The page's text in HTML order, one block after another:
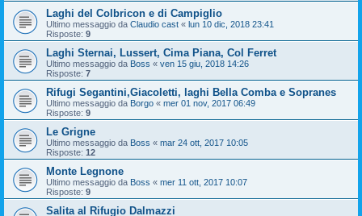
Laghi del Colbricon e di Campiglio
Ultimo messaggio da Claudio cast « lun 10 dic, 2018 23:41
Risposte: 9
Laghi Sternai, Lussert, Cima Piana, Col Ferret
Ultimo messaggio da Boss « ven 15 giu, 2018 14:26
Risposte: 7
Rifugi Segantini,Giacoletti, laghi Bella Comba e Sopranes
Ultimo messaggio da Borgo « mer 01 nov, 2017 06:49
Risposte: 9
Le Grigne
Ultimo messaggio da Boss « mar 24 ott, 2017 10:05
Risposte: 12
Monte Legnone
Ultimo messaggio da Boss « mer 11 ott, 2017 10:07
Risposte: 9
Salita al Rifugio Dalmazzi